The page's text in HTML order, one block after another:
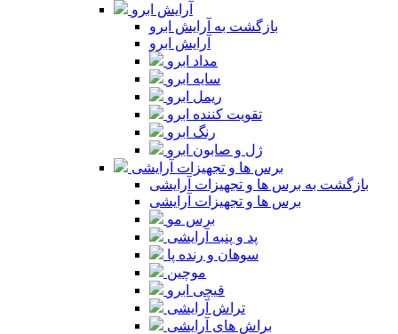
آرایش ابرو
بازگشت به آرایش ابرو
آرایش ابرو
مداد ابرو
سایه ابرو
ریمل ابرو
تقویت کننده ابرو
رنگ ابرو
ژل و صابون ابرو
برس ها و تجهیزات آرایشی
بازگشت به برس ها و تجهیزات آرایشی
برس ها و تجهیزات آرایشی
برس مو
پد و پنبه آرایشی
سوهان و رنده پا
موچین
قیچی ابرو
تراش آرایشی
براش های آرایشی